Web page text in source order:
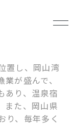
置し、岡山湾
が盛んで、
あり、温泉宿
また、岡山県
り、毎年多く